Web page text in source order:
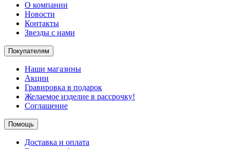
О компании
Новости
Контакты
Звезды с нами
Покупателям
Наши магазины
Акции
Гравировка в подарок
Желаемое изделие в рассрочку!
Соглашение
Помощь
Доставка и оплата